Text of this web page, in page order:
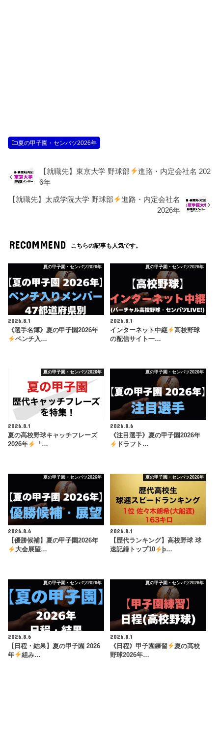
夏の甲子園・センバツ2026年
【就職先】東京大学 野球部
進路・内定会社名 202
6年
【就職先】太成学院大学 野球部
進路・内定会社名
2026年
RECOMMEND こちらの記事も人気です。
夏の甲子園・センバツ2026年
2026.8.1
《選手名簿》夏の甲子園2026年
ベンチ入…
夏の甲子園・センバツ2026年
2026.8.1
インターネット中継
高校野球
の配信サイト一…
夏の甲子園・センバツ2026年
2026.8.1
夏の高校野球キャッチフレーズ
2026年
「…
夏の甲子園・センバツ2026年
2026.8.6
《注目選手》夏の甲子園2026年
ドラフト…
夏の甲子園・センバツ2026年
2026.8.6
【優勝候補】夏の甲子園2026年
大会展望…
夏の甲子園・センバツ2026年
2026.8.1
【歴代ランキング】高校野球 球
速記録トップ10
þ…
夏の甲子園・センバツ2026年
2026.8.6
【日程・結果】夏の甲子園 2026
年
組み…
夏の甲子園・センバツ2026年
2026.8.1
《日程》甲子園練習
夏の高校
野球2026年…